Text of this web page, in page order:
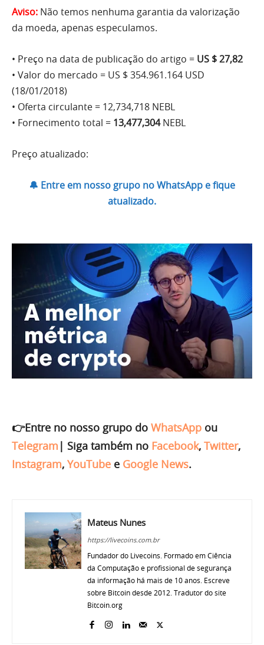
Aviso: Não temos nenhuma garantia da valorização
da moeda, apenas especulamos.
• Preço na data de publicação do artigo = US $ 27,82
• Valor do mercado = US $ 354.961.164 USD
(18/01/2018)
• Oferta circulante = 12,734,718 NEBL
• Fornecimento total = 13,477,304NEBL
Preço atualizado:
🔔 Entre em nosso grupo no WhatsApp e fique
atualizado.
👉Entre no nosso grupo do WhatsApp ou
Telegram | Siga também no Facebook, Twitter,
Instagram, YouTube e Google News.
Mateus Nunes
https://livecoins.com.br
Fundador do Livecoins. Formado em Ciência
da Computação e profissional de segurança
da informação há mais de 10 anos. Escreve
sobre Bitcoin desde 2012. Tradutor do site
Bitcoin.org